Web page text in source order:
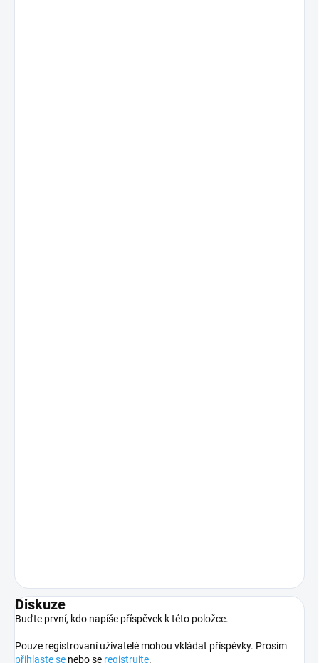
Diskuze
Buďte první, kdo napíše příspěvek k této položce.
Pouze registrovaní uživatelé mohou vkládat příspěvky. Prosím
přihlaste se nebo se registrujte.